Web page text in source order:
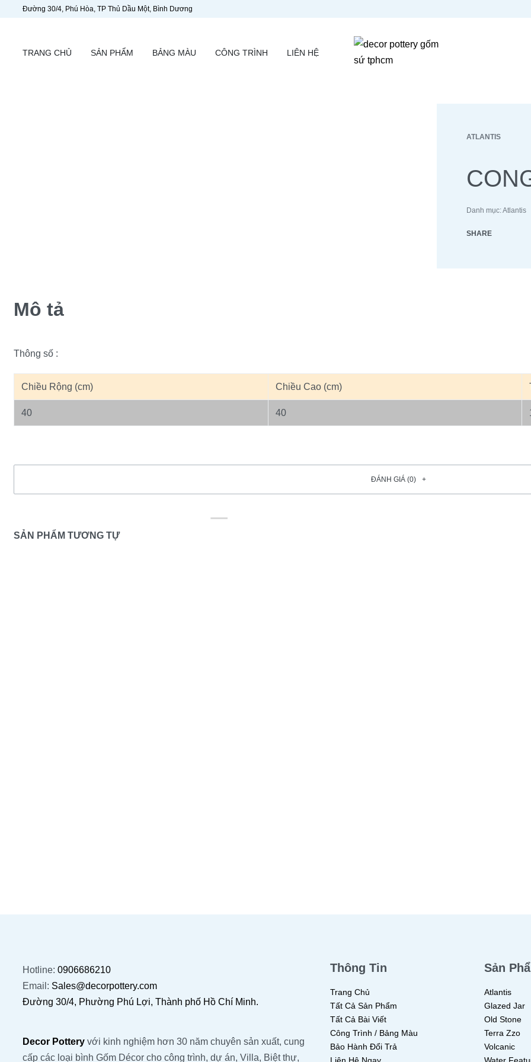
Đường 30/4, Phú Hòa, TP Thủ Dầu Một, Bình Dương
TRANG CHỦ SẢN PHẨM BẢNG MÀU CÔNG TRÌNH LIÊN HỆ
ATLANTIS
Danh mục:Atlantis
SHARE
Mô tả
Thông số :
Chiều Rộng (cm) Chiều Cao (cm)
40 40
ĐÁNH GIÁ (0)
SẢN PHẨM TƯƠNG TỰ
Hotline: 0906686210
Email: Sales@decorpottery.com
Đường 30/4, Phường Phú Lợi, Thành phố Hồ Chí Minh.
Decor Potteryvới kinh nghiệm hơn 30 năm chuyên sản xuất, cung
cấp các loại bình Gốm Décor cho công trình, dự án, Villa, Biệt thự,
Thông Tin
Trang Chủ
Tất Cả Sản Phẩm
Tất Cả Bài Viết
Công Trình / Bảng Màu
Bảo Hành Đổi Trả
Sản
Atlantis
Glazed Jar
Old Stone
Terra Zzo
Volcanic